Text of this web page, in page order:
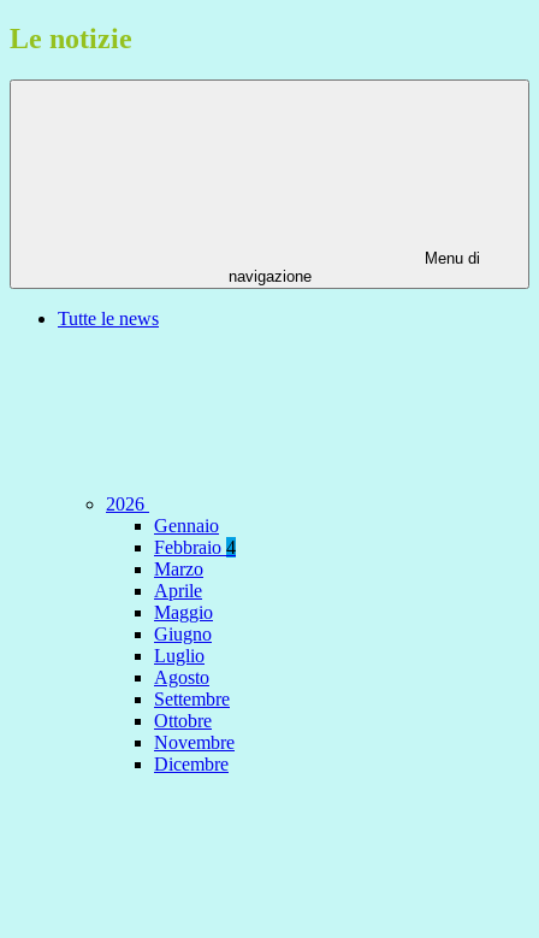
Le notizie
Menu di
navigazione
Tutte le news
2026
Gennaio
Febbraio 4
Marzo
Aprile
Maggio
Giugno
Luglio
Agosto
Settembre
Ottobre
Novembre
Dicembre